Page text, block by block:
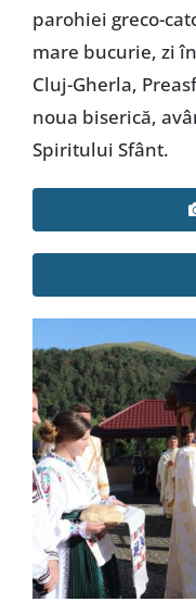
parohiei greco-
mare bucurie, zi
Cluj-Gherla,
noua biserică,
Spiritului Sfânt.